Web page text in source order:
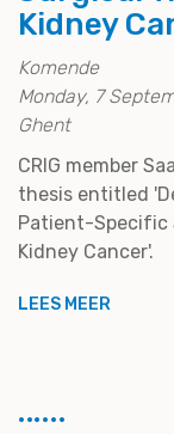
Kidney
Komende
Monday, 7
Ghent
CRIG member
thesis entitled
Patient-Specific
Kidney Cancer'.
LEES MEER